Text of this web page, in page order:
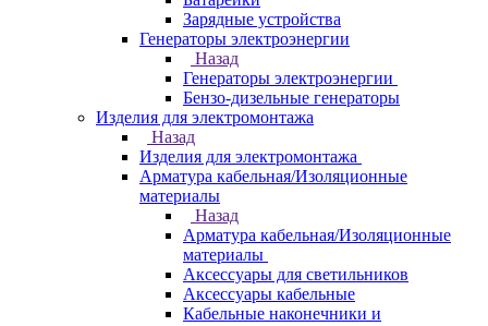
Зарядные устройства
Генераторы электроэнергии
Назад
Генераторы электроэнергии
Бензо-дизельные генераторы
Изделия для электромонтажа
Назад
Изделия для электромонтажа
Арматура кабельная/Изоляционные
материалы
Назад
Арматура кабельная/Изоляционные
материалы
Аксессуары для светильников
Аксессуары кабельные
Кабельные наконечники и